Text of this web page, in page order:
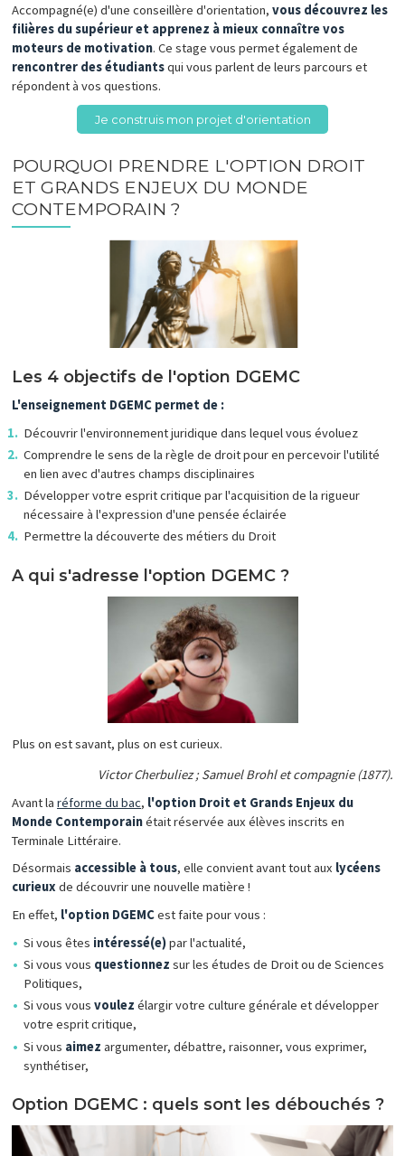
Accompagné(e) d'une conseillère d'orientation, vous découvrez les
filières du supérieur et apprenez à mieux connaître vos
moteurs de motivation. Ce stage vous permet également de
rencontrer des étudiantsqui vous parlent de leurs parcours et
répondent à vos questions.
Je construis mon projet d'orientation
POURQUOI PRENDRE L'OPTION DROIT
ET GRANDS ENJEUX DU MONDE
CONTEMPORAIN ?
Les 4 objectifs de l'option DGEMC
L'enseignement DGEMC permet de :
Découvrir l'environnement juridique dans lequel vous évoluez
Comprendre le sens de la règle de droit pour en percevoir l'utilité
en lien avec d'autres champs disciplinaires
Développer votre esprit critique par l'acquisition de la rigueur
nécessaire à l'expression d'une pensée éclairée
Permettre la découverte des métiers du Droit
A qui s'adresse l'option DGEMC ?
Plus on est savant, plus on est curieux.
Victor Cherbuliez ; Samuel Brohl et compagnie (1877).
Avant la réforme du bac, l'option Droit et Grands Enjeux du
Monde Contemporainétait réservée aux élèves inscrits en
Terminale Littéraire.
Désormais accessible à tous, elle convient avant tout aux lycéens
curieux de découvrir une nouvelle matière !
En effet, l'option DGEMCest faite pour vous :
Si vous êtes intéressé(e)par l'actualité,
Si vous vous questionnez sur les études de Droit ou de Sciences
Politiques,
Si vous vous voulez élargir votre culture générale et développer
votre esprit critique,
Si vous aimez argumenter, débattre, raisonner, vous exprimer,
synthétiser,
Option DGEMC : quels sont les débouchés ?